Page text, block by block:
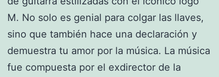
M. No solo es genial para colgar las llaves,
sino que también hace una declaración y
demuestra tu amor por la música. La música
fue compuesta por el exdirector de la